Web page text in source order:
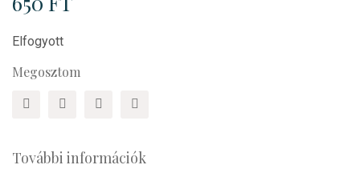
Elfogyott
Megosztom
További információk